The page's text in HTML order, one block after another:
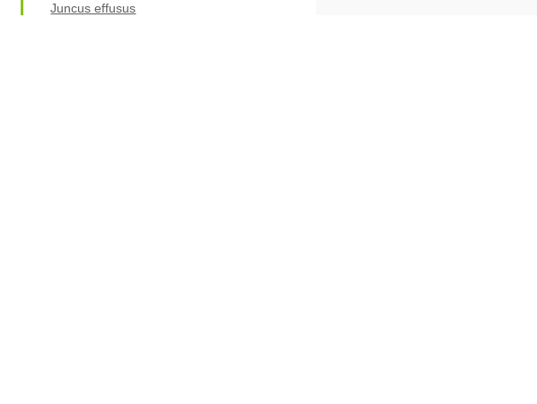
Juncus effusus